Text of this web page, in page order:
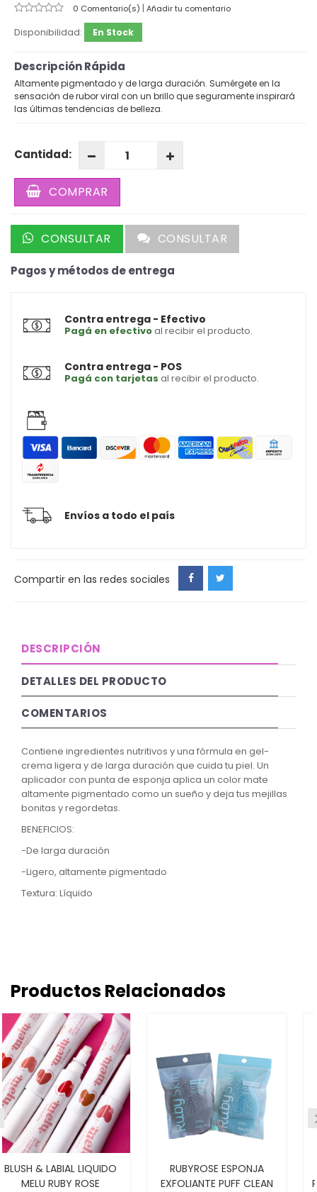
0 Comentario(s) | Añadir tu comentario
Disponibilidad: En Stock
Descripción Rápida
Altamente pigmentado y de larga duración. Sumérgete en la
sensación de rubor viral con un brillo que seguramente inspirará
las últimas tendencias de belleza.
Cantidad:
COMPRAR
CONSULTAR CONSULTAR
Pagos y métodos de entrega
Contra entrega - Efectivo
Pagá en efectivoal recibir el producto.
Contra entrega - POS
Pagá con tarjetas al recibir el producto.
Envíos a todo el país
Compartir en las redes sociales
DESCRIPCIÓN
DETALLES DEL PRODUCTO
COMENTARIOS
Contiene ingredientes nutritivos y una fórmula en gel-
crema ligera y de larga duración que cuida tu piel. Un
aplicador con punta de esponja aplica un color mate
altamente pigmentado como un sueño y deja tus mejillas
bonitas y regordetas.
BENEFICIOS:
-De larga duración
-Ligero, altamente pigmentado
Textura: Líquido
Productos Relacionados
RUBYROSE ESPONJA
EXFOLIANTE PUFF CLEAN
MOUSSE MICELAR DE
ROSA MOSQUETA - 150ML